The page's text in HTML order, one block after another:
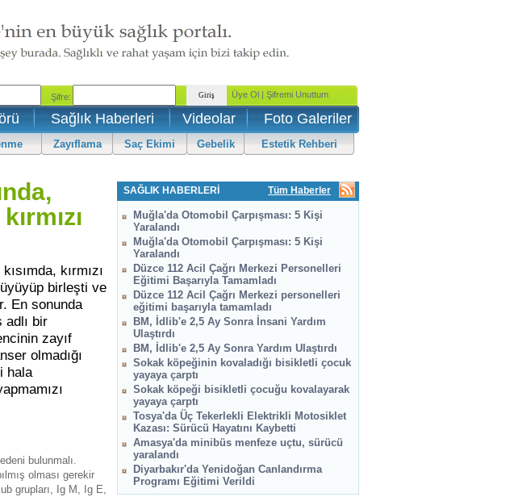
Sağlık Haberleri Videolar Foto Galeriler
Zayıflama Saç Ekimi Gebelik Estetik Rehberi
kırmızı
birleşti ve
En sonunda
adlı bir
zayıf
olmadığı
hala
bulunmalı.
olması gerekir
grupları, Ig M, Ig E,
SAĞLIK HABERLERİ Tüm Haberler
Muğla'da Otomobil Çarpışması: 5 Kişi
Yaralandı
Muğla'da Otomobil Çarpışması: 5 Kişi
Yaralandı
Düzce 112 Acil Çağrı Merkezi Personelleri
Eğitimi Başarıyla Tamamladı
Düzce 112 Acil Çağrı Merkezi personelleri
eğitimi başarıyla tamamladı
BM, İdlib'e 2,5 Ay Sonra İnsani Yardım
Ulaştırdı
BM, İdlib'e 2,5 Ay Sonra Yardım Ulaştırdı
Sokak köpeğinin kovaladığı bisikletli çocuk
yayaya çarptı
Sokak köpeği bisikletli çocuğu kovalayarak
yayaya çarptı
Tosya'da Üç Tekerlekli Elektrikli Motosiklet
Kazası: Sürücü Hayatını Kaybetti
Amasya'da minibüs menfeze uçtu, sürücü
yaralandı
Diyarbakır'da Yenidoğan Canlandırma
Programı Eğitimi Verildi